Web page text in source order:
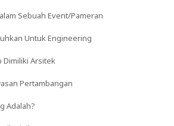
Sebuah Event/Pameran
Untuk Engineering
Dimiliki Arsitek
Pertambangan
Adalah?